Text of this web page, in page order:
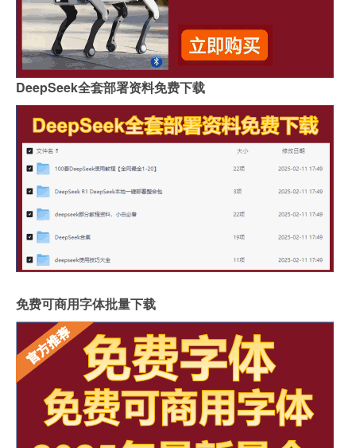
DeepSeek全套部署资料免费下载
免费可商用字体批量下载